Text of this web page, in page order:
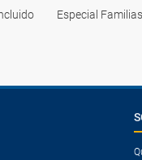
Especial Familias